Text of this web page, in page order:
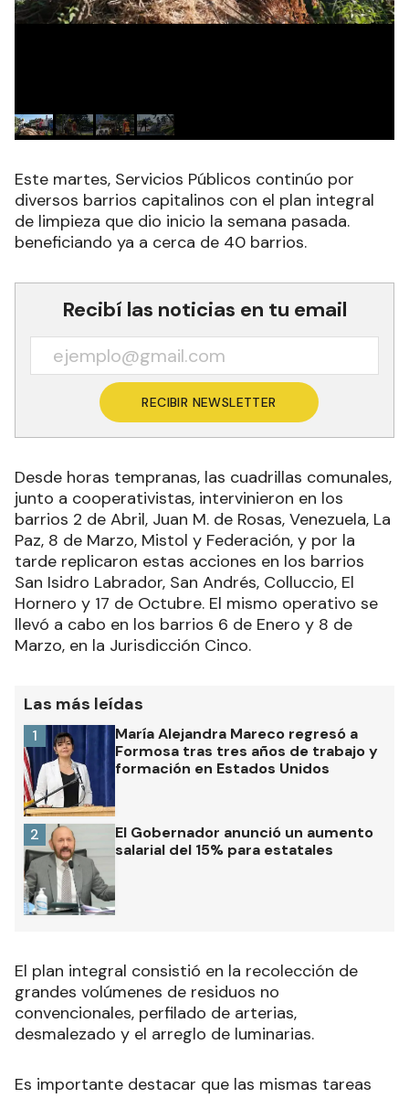
Este martes, Servicios Públicos continúo por
diversos barrios capitalinos con el plan integral
de limpieza que dio inicio la semana pasada.
beneficiando ya a cerca de 40 barrios.
Recibí las noticias en tu email
RECIBIR NEWSLETTER
Desde horas tempranas, las cuadrillas comunales,
junto a cooperativistas, intervinieron en los
barrios 2 de Abril, Juan M. de Rosas, Venezuela, La
Paz, 8 de Marzo, Mistol y Federación, y por la
tarde replicaron estas acciones en los barrios
San Isidro Labrador, San Andrés, Colluccio, El
Hornero y 17 de Octubre. El mismo operativo se
llevó a cabo en los barrios 6 de Enero y 8 de
Marzo, en la Jurisdicción Cinco.
Las más leídas
María Alejandra Mareco regresó a
Formosa tras tres años de trabajo y
formación en Estados Unidos
1
El Gobernador anunció un aumento
salarial del 15% para estatales
2
El plan integral consistió en la recolección de
grandes volúmenes de residuos no
convencionales, perfilado de arterias,
desmalezado y el arreglo de luminarias.
Es importante destacar que las mismas tareas